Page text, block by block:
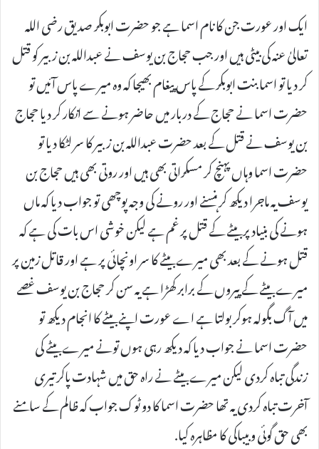
ایک اور عورت جن کا نام اسما ہے جو حضرت ابوبکر صدیق رضی اللہ
تعالیٰ عنہ کی بیٹی ہیں اور جب حجاج بن یوسف نے عبداللہ بن زبیر کو قتل
کر دیا تو اسما بنت ابوبکر کے پاس پیغام بھیجا کہ وہ میرے پاس آئیں تو
حضرت اسما نے حجاج کے دربار میں حاضر ہونے سے انکار کر دیا حجاج
بن یوسف نے قتل کے بعد حضرت عبداللہ بن زبیر کا سر لٹکا دیا تو
حضرت اسما وہاں پہنچ کر مسکراتی بھی ہیں اور روتی بھی ہیں حجاج بن
یوسف یہ ماجرا دیکھ کر ہنسنے اور رونے کی وجہ پوچھی تو جواب دیا کہ ماں
ہونے کی بنیاد پر بیٹے کے قتل پر غم ہے لیکن خوشی اس بات کی ہے کہ
قتل ہونے کے بعد بھی میرے بیٹے کا سر اونچائی پر ہے اور قاتل زمین پر
میرے بیٹے کے پیروں کے برابر کھڑا ہے یہ سن کر حجاج بن یوسف غصے
میں آگ بگولہ ہوکر بولتا ہے اے عورت اپنے بیٹے کا انجام دیکھ تو
حضرت اسما نے جواب دیا کہ دیکھ رہی ہوں تونے میرے بیٹے کی
زندگی تباہ کردی لیکن میرے بیٹے نے راہ حق میں شہادت پاکر تیری
آخرت تباہ کردی یہ تھا حضرت اسما کا دو ٹوک جواب کہ ظالم کے سامنے
بھی حق گوئی و بیباکی کا مظاہرہ کیا.